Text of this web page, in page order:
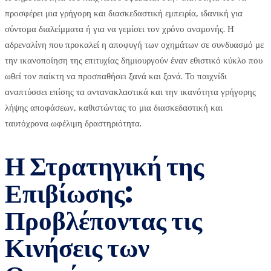
προσφέρει μια γρήγορη και διασκεδαστική εμπειρία, ιδανική για
σύντομα διαλείμματα ή για να γεμίσει τον χρόνο αναμονής. Η
αδρεναλίνη που προκαλεί η αποφυγή των οχημάτων σε συνδυασμό με
την ικανοποίηση της επιτυχίας δημιουργούν έναν εθιστικό κύκλο που
ωθεί τον παίκτη να προσπαθήσει ξανά και ξανά. Το παιχνίδι
αναπτύσσει επίσης τα αντανακλαστικά και την ικανότητα γρήγορης
λήψης αποφάσεων, καθιστώντας το μια διασκεδαστική και
ταυτόχρονα ωφέλιμη δραστηριότητα.
Η Στρατηγική της
Επιβίωσης:
Προβλέποντας τις
Κινήσεις των